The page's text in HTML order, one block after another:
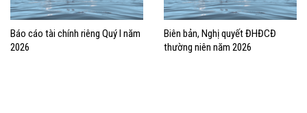
Báo cáo tài chính riêng Quý I năm
2026
Biên bản, Nghị quyết ĐHĐCĐ
thường niên năm 2026